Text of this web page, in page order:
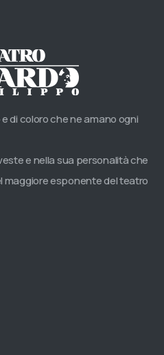
di coloro che ne amano ogni
e nella sua personalità che
maggiore esponente del teatro